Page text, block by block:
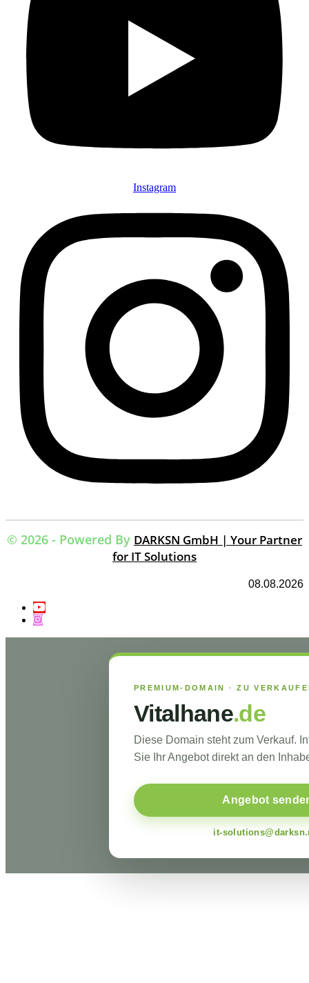
Instagram
© 2026 - Powered By DARKSN GmbH | Your Partner
for IT Solutions
08.08.2026
PREMIUM-DOMAIN · ZU
Vitalhane.de
Diese Domain steht zum Verkauf.
Sie Ihr Angebot direkt an den
Angebot
it-